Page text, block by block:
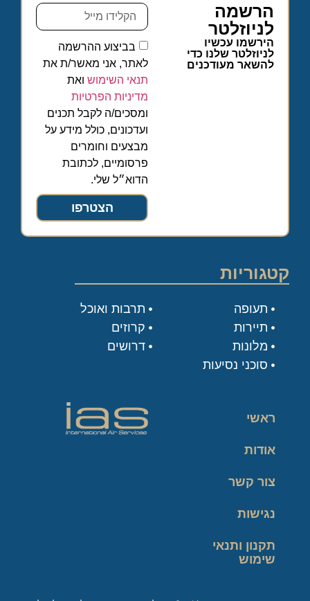
הרשמה
לניוזלטר
הירשמו עכשיו
לניוזלטר שלנו כדי
להשאר מעודכנים
בביצוע ההרשמה
לאתר, אני מאשר/ת את
תנאי השימוש ואת
מדיניות הפרטיות
ומסכים/ה לקבל תכנים
ועדכונים, כולל מידע על
מבצעים וחומרים
פרסומיים, לכתובת
הדוא״ל שלי.
הצטרפו
קטגוריות
תעופה
תיירות
מלונות
סוכני נסיעות
תרבות ואוכל
קרוזים
דרושים
ראשי
אודות
צור קשר
נגישות
תקנון ותנאי
שימוש